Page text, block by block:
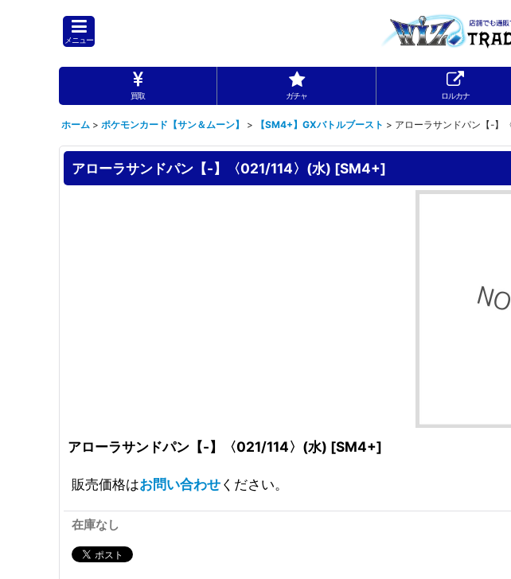
メニュー
買取 ガチャ ロルカナ
ホーム > ポケモンカード【サン＆ムーン】 > 【SM4+】GXバトルブースト > アローラサンドパン【-】
アローラサンドパン【-】〈021/114〉(水) [SM4+]
アローラサンドパン【-】〈021/114〉(水) [SM4+]
販売価格はお問い合わせください。
在庫なし